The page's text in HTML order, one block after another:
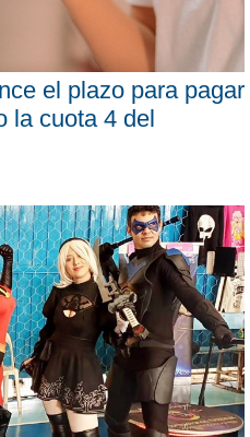
el plazo para pagar
la cuota 4 del